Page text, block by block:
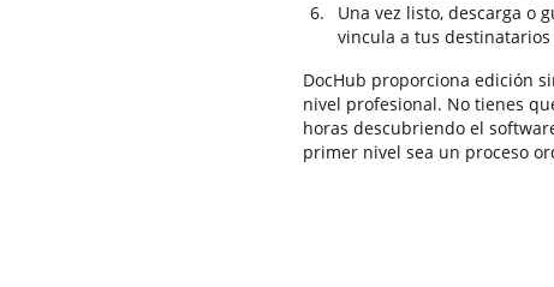
Una vez listo, descarga o
vincula a tus
DocHub proporciona edición
nivel profesional. No tienes
horas descubriendo el
primer nivel sea un proceso